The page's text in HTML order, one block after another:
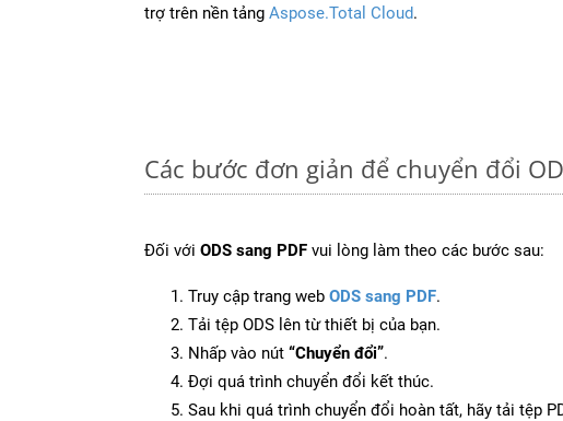
trợ trên nền tảng Aspose.Total Cloud.
Các bước đơn giản để chuyển đổi
Đối với ODS sang PDF vui lòng làm theo các bước sau:
Truy cập trang web ODS sang PDF.
Tải tệp ODS lên từ thiết bị của bạn.
Nhấp vào nút “Chuyển đổi”.
Đợi quá trình chuyển đổi kết thúc.
Sau khi quá trình chuyển đổi hoàn tất, hãy tải tệp